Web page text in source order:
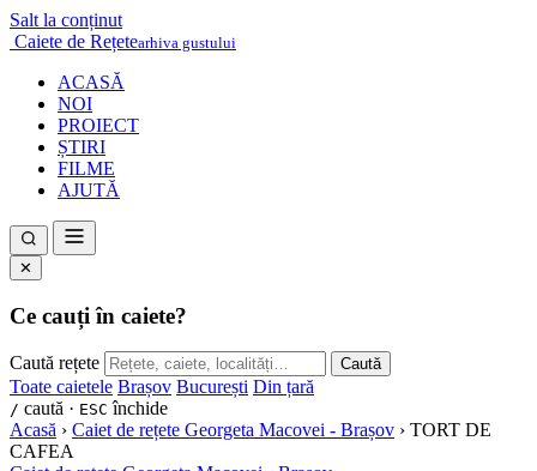
Salt la conținut
Caiete de Rețetearhiva gustului
ACASĂ
NOI
PROIECT
ȘTIRI
FILME
AJUTĂ
✕
Ce cauți în caiete?
Caută rețete Caută
Toate caietele Brașov București Din țară
/ caută · ESC închide
Acasă › Caiet de rețete Georgeta Macovei - Brașov › TORT DE
CAFEA